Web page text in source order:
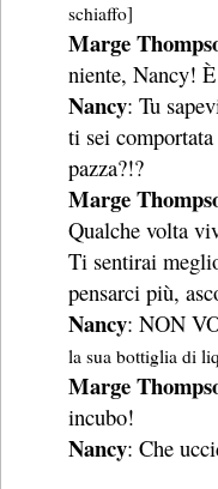
schiaffo]
Marge
niente, Nancy!
Nancy: Tu
ti sei
pazza?!?
Marge
Qualche volta
Ti sentirai
pensarci più,
Nancy: NON
la sua bottiglia di
Marge
incubo!
Nancy: Che